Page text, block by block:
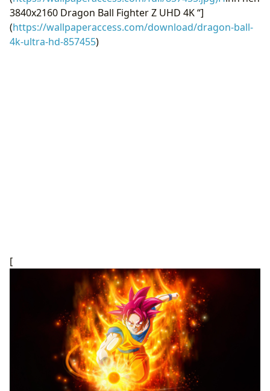
3840x2160 Dragon Ball Fighter Z UHD 4K “]
(https://wallpaperaccess.com/download/dragon-ball-
4k-ultra-hd-857455)
[